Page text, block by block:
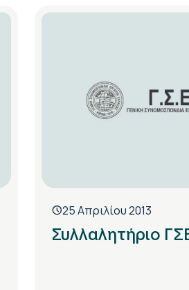
25 Απριλίου 2013
Συλλαλητήριο